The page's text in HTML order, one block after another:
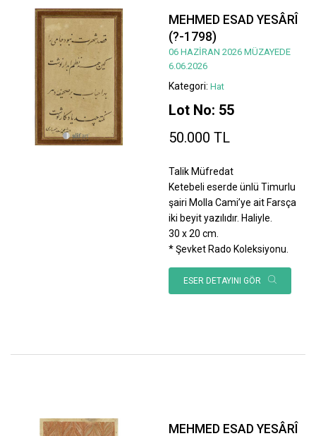
MEHMED ESAD YESÂRÎ
(?-1798)
06 HAZİRAN 2026 MÜZAYEDE
6.06.2026
Kategori: Hat
Lot No: 55
50.000 TL
Talik Müfredat
Ketebeli eserde ünlü Timurlu
şairi Molla Cami’ye ait Farsça
iki beyit yazılıdır. Haliyle.
30 x 20 cm.
* Şevket Rado Koleksiyonu.
ESER DETAYINI GÖR
MEHMED ESAD YESÂRÎ